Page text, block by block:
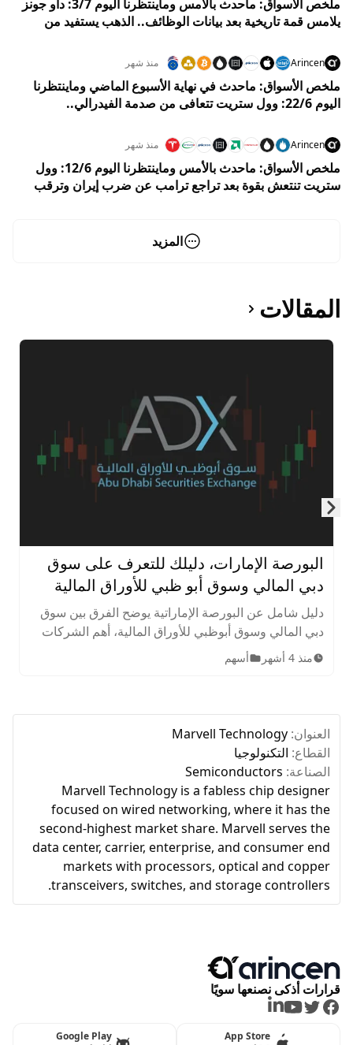
ملخص الأسواق: ماحدث بالأمس وماينتظرنا اليوم 3/7: داو جونز
يلامس قمة تاريخية بعد بيانات الوظائف.. الذهب يستفيد من
Arincen منذ شهر
ملخص الأسواق: ماحدث في نهاية الأسبوع الماضي وماينتظرنا
اليوم 22/6: وول ستريت تتعافى من صدمة الفيدرالي..
Arincen منذ شهر
ملخص الأسواق: ماحدث بالأمس وماينتظرنا اليوم 12/6: وول
ستريت تنتعش بقوة بعد تراجع ترامب عن ضرب إيران وترقب
المزيد
المقالات
البورصة الإمارات، دليلك للتعرف على سوق
دبي المالي وسوق أبو ظبي للأوراق المالية
دليل شامل عن البورصة الإماراتية يوضح الفرق بين سوق
دبي المالي وسوق أبوظبي للأوراق المالية، أهم الشركات
المدرجة، الأصول المتاحة، ساعات التداول، وخطوات
الاستثمار للمبتدئين.
منذ 4 أشهر أسهم
العنوان: Marvell Technology
القطاع: التكنولوجيا
الصناعة: Semiconductors
Marvell Technology is a fabless chip designer
focused on wired networking, where it has the
second-highest market share. Marvell serves the
data center, carrier, enterprise, and consumer end
markets with processors, optical and copper
transceivers, switches, and storage controllers.
قرارات أذكى نصنعها سويًا
Facebook
Twitter
Youtube
LinkedIn
App Store
Google Play